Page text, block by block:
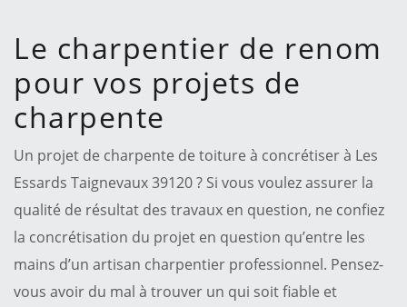
Le charpentier de renom
pour vos projets de
charpente
Un projet de charpente de toiture à concrétiser à Les
Essards Taignevaux 39120 ? Si vous voulez assurer la
qualité de résultat des travaux en question, ne confiez
la concrétisation du projet en question qu’entre les
mains d’un artisan charpentier professionnel. Pensez-
vous avoir du mal à trouver un qui soit fiable et